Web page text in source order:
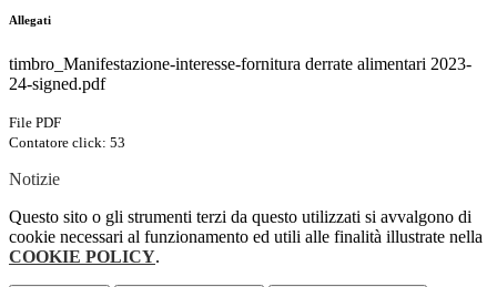
Allegati
timbro_Manifestazione-interesse-fornitura derrate alimentari 2023-
24-signed.pdf
File PDF
Contatore click: 53
Notizie
Questo sito o gli strumenti terzi da questo utilizzati si avvalgono di
cookie necessari al funzionamento ed utili alle finalità illustrate nella
COOKIE POLICY.